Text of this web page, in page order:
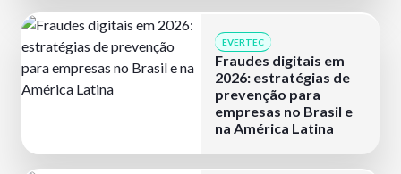
EVERTEC
Fraudes digitais em
2026: estratégias de
prevenção para
empresas no Brasil e
na América Latina